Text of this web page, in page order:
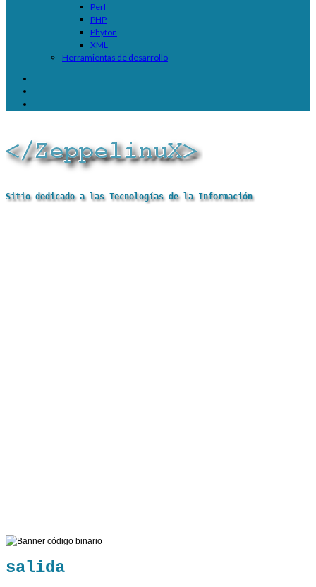
Perl
PHP
Phyton
XML
Herramientas de desarrollo
Sitio dedicado a las Tecnologías de la Información
salida